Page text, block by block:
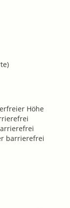
Höhe
barrierefrei